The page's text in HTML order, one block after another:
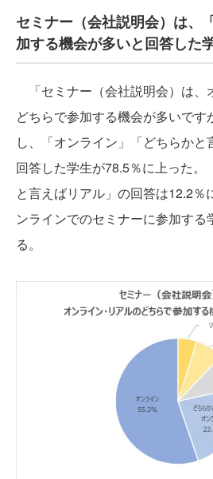
セミナー（会社説明会）は、
加する機会が多いと回答した
「セミナー（会社説明会）は、
どちらで参加する機会が多いで
し、「オンライン」「どちらかと
回答した学生が78.5％に上った。
と言えばリアル」の回答は12.2％
ンラインでのセミナーに参加す
る。